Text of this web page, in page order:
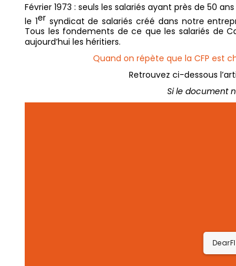
Février 1973 : seuls les salariés ayant près de 50
le 1er syndicat de salariés créé dans notre
Tous les fondements de ce que les salariés de
aujourd’hui les héritiers.
Quand on répète que la CFP est
Retrouvez ci-dessous
Si le document